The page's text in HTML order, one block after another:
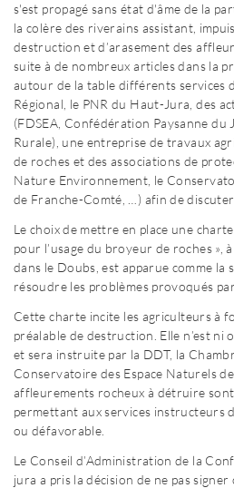
s'est propagé sans état d'âme de la
la colère des riverains assistant,
destruction et d’arasement des
suite à de nombreux articles dans la
autour de la table différents services
Régional, le PNR du Haut-Jura, des
(FDSEA, Confédération Paysanne
Rurale), une entreprise de travaux
de roches et des associations de
Nature Environnement, le
de Franche-Comté, …) afin de
Le choix de mettre en place une
pour l’usage du broyeur de roches »,
dans le Doubs, est apparue comme
résoudre les problèmes provoqués
Cette charte incite les agriculteurs à
préalable de destruction. Elle n’est
et sera instruite par la DDT, la
Conservatoire des Espace Naturels
affleurements rocheux à détruire sont
permettant aux services instructeurs
ou défavorable.
Le Conseil d’Administration de la
jura a pris la décision de ne pas